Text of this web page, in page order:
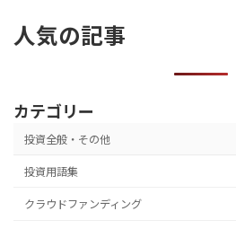
人気の記事
カテゴリー
投資全般・その他
投資用語集
クラウドファンディング